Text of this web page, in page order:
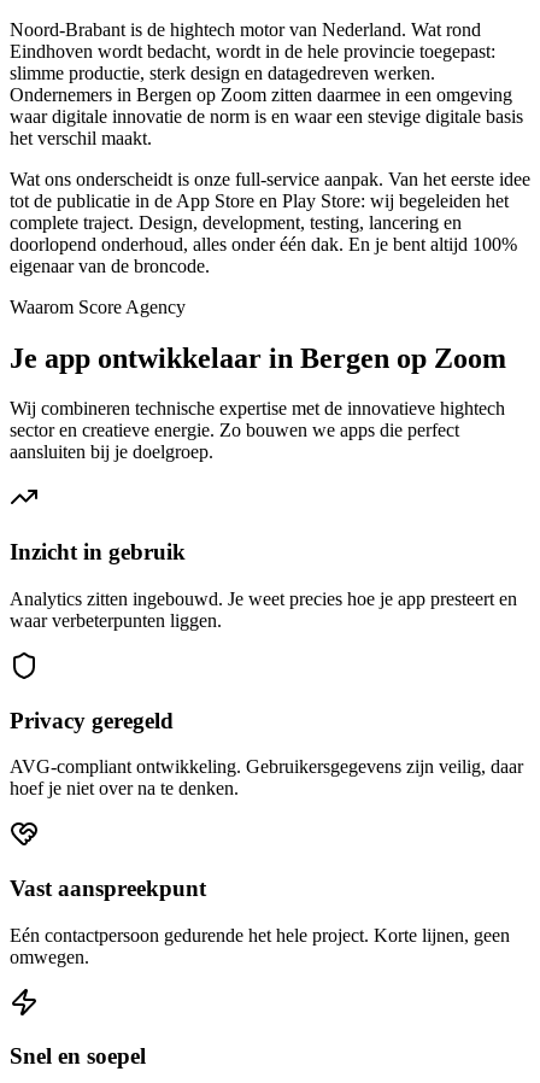
Noord-Brabant is de hightech motor van Nederland. Wat rond
Eindhoven wordt bedacht, wordt in de hele provincie toegepast:
slimme productie, sterk design en datagedreven werken.
Ondernemers in Bergen op Zoom zitten daarmee in een omgeving
waar digitale innovatie de norm is en waar een stevige digitale basis
het verschil maakt.
Wat ons onderscheidt is onze full-service aanpak. Van het eerste idee
tot de publicatie in de App Store en Play Store: wij begeleiden het
complete traject. Design, development, testing, lancering en
doorlopend onderhoud, alles onder één dak. En je bent altijd 100%
eigenaar van de broncode.
Waarom Score Agency
Je app ontwikkelaar in Bergen op Zoom
Wij combineren technische expertise met de innovatieve hightech
sector en creatieve energie. Zo bouwen we apps die perfect
aansluiten bij je doelgroep.
Inzicht in gebruik
Analytics zitten ingebouwd. Je weet precies hoe je app presteert en
waar verbeterpunten liggen.
Privacy geregeld
AVG-compliant ontwikkeling. Gebruikersgegevens zijn veilig, daar
hoef je niet over na te denken.
Vast aanspreekpunt
Eén contactpersoon gedurende het hele project. Korte lijnen, geen
omwegen.
Snel en soepel